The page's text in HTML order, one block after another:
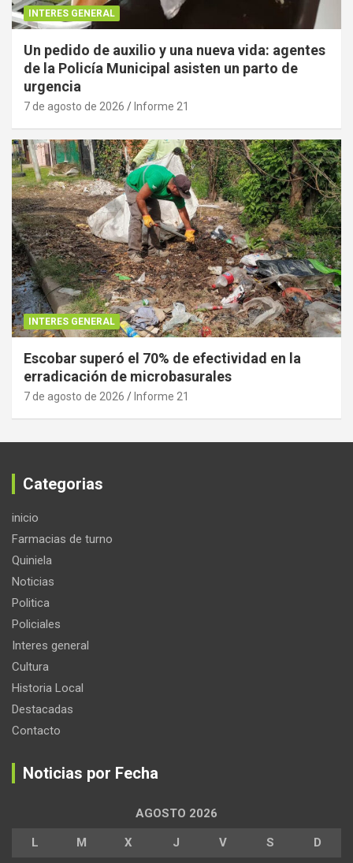
INTERES GENERAL
Un pedido de auxilio y una nueva vida: agentes
de la Policía Municipal asisten un parto de
urgencia
7 de agosto de 2026 Informe 21
INTERES GENERAL
Escobar superó el 70% de efectividad en la
erradicación de microbasurales
7 de agosto de 2026 Informe 21
Categorias
inicio
Farmacias de turno
Quiniela
Noticias
Politica
Policiales
Interes general
Cultura
Historia Local
Destacadas
Contacto
Noticias por Fecha
AGOSTO 2026
L M X J V S D